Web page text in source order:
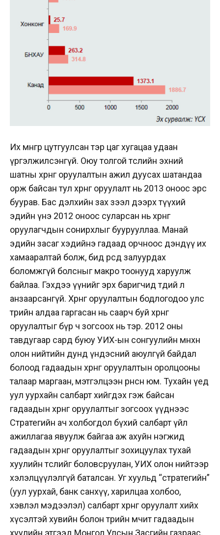
Их мөнгөөр цутгуулсан тэр цаг хугацаа удаан
үргэлжилсэнгүй. Оюу толгой төслийн эхний
шатны хөрөнгө оруулалтын ажил дуусах шатандаа
орж байсан тул хөрөнгө оруулалт нь 2013 оноос эрс
буурав. Бас дэлхийн зах зээл дээрх түүхий
эдийн үнэ 2012 оноос суларсан нь хөрөнгө
оруулагчдын сонирхлыг буурууллаа. Манай
эдийн засаг хэдийнэ гадаад орчноос дэндүү их
хамааралтай болж, бид өөрсдөө залуурдах
боломжгүй болсныг макро тоонууд харуулж
байлаа. Гэхдээ үүнийг эрх баригчид төдий л
анзаарсангүй. Хөрөнгө оруулалтын бодлогодоо улс
төрийн алдаа гаргасан нь саарч буй хөрөнгө
оруулалтыг бүр ч зогсоох нь тэр. 2012 оны
тавдугаар сард буюу УИХ-ын сонгуулийн өмнөхөн
олон нийтийн дунд үндэсний аюулгүй байдал
болоод гадаадын хөрөнгө оруулалтын оролцооны
талаар маргаан, мэтгэлцээн өрнөсөн юм. Тухайн үед
уул уурхайн салбарт хийгдэх гэж байсан
гадаадын хөрөнгө оруулалтыг зогсоох үүднээс
Стратегийн ач холбогдол бүхий салбарт үйл
ажиллагаа явуулж байгаа аж ахуйн нэгжид
гадаадын хөрөнгө оруулалтыг зохицуулах тухай
хуулийн төслийг боловсруулан, УИХ олон нийтээр
хэлэлцүүлэлгүй баталсан. Уг хуульд “стратегийн”
(уул уурхай, банк санхүү, харилцаа холбоо,
хэвлэл мэдээлэл) салбарт хөрөнгө оруулалт хийх
хүсэлтэй хувийн болон төрийн өмчит гадаадын
хуулийн этгээд Монгол Улсын Засгийн газраас,